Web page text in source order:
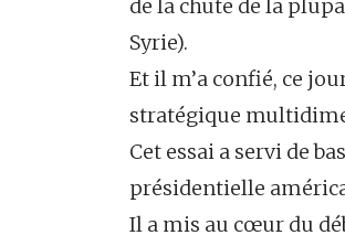
de la chute de la
Syrie).
Et il m’a confié, ce
stratégique
Cet essai a servi de
présidentielle
Il a mis au cœur du